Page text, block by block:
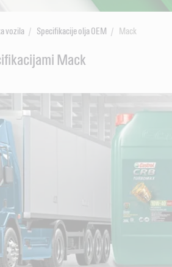
vozila Specifikacije olja OEM Mack
Mack